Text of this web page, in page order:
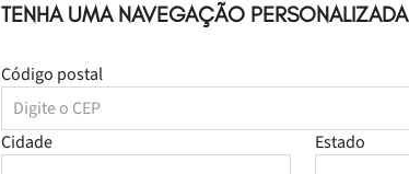
TENHA UMA NAVEGAÇÃO PERSONALIZADA
Código postal
Cidade Estado